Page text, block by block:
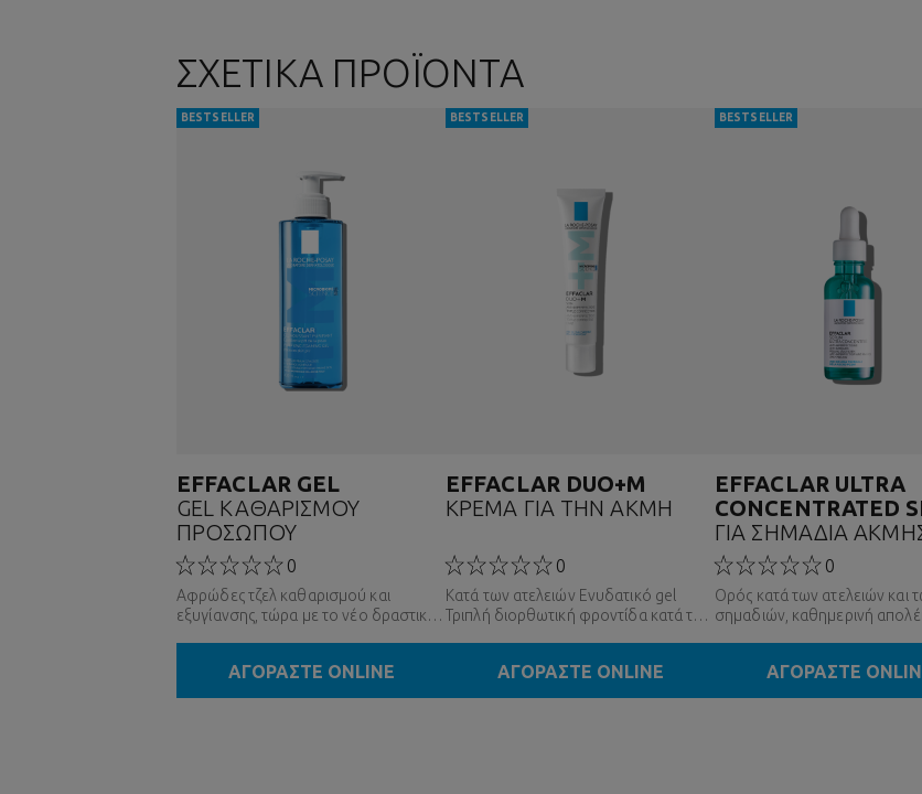
ΣΧΕΤΙΚΑ ΠΡΟΪΟΝΤΑ
BESTSELLER
EFFACLAR GEL
GEL ΚΑΘΑΡΙΣΜΟΥ
ΠΡΟΣΩΠΟΥ
0
Αφρώδες τζελ καθαρισμού και
εξυγίανσης, τώρα με το νέο δραστικό
Εξισορροπεί το pH του δέρματος.
ΑΓΟΡΑΣΤΕ ONLINE
BESTSELLER
EFFACLAR DUO+M
ΚΡΕΜΑ ΓΙΑ ΤΗΝ ΑΚΜΗ
0
Κατά των ατελειών Ενυδατικό gel
Τριπλή διορθωτική φροντίδα κατά των
του μικροβιώματος.
ΑΓΟΡΑΣΤΕ ONLINE
BESTSELLER
EFFACLAR ULTRA
CONCENTRATED
ΓΙΑ ΣΗΜΑΔΙΑ
0
Ορός κατά των ατελειών και
σημαδιών, καθημερινή
ΑΓΟΡΑΣΤΕ